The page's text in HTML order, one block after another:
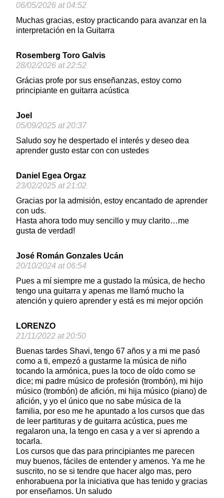
06/05/2026 at 04:52
Muchas gracias, estoy practicando para avanzar en la
interpretación en la Guitarra
Rosemberg Toro Galvis
28/02/2026 at 22:52
Grácias profe por sus enseñanzas, estoy como
principiante en guitarra acústica
Joel
05/09/2025 at 20:37
Saludo soy he despertado el interés y deseo dea
aprender gusto estar con con ustedes
Daniel Egea Orgaz
23/02/2025 at 21:02
Gracias por la admisión, estoy encantado de aprender
con uds.
Hasta ahora todo muy sencillo y muy clarito…me
gusta de verdad!
José Román Gonzales Ucán
20/10/2024 at 06:54
Pues a mí siempre me a gustado la música, de hecho
tengo una guitarra y apenas me llamó mucho la
atención y quiero aprender y está es mi mejor opción
LORENZO
21/11/2022 at 20:50
Buenas tardes Shavi, tengo 67 años y a mi me pasó
como a ti, empezó a gustarme la música de niño
tocando la armónica, pues la toco de oído como se
dice; mi padre músico de profesión (trombón), mi hijo
músico (trombón) de afición, mi hija músico (piano) de
afición, y yo el único que no sabe música de la
familia, por eso me he apuntado a los cursos que das
de leer partituras y de guitarra acústica, pues me
regalaron una, la tengo en casa y a ver si aprendo a
tocarla.
Los cursos que das para principiantes me parecen
muy buenos, fáciles de entender y amenos. Ya me he
suscrito, no se si tendre que hacer algo mas, pero
enhorabuena por la iniciativa que has tenido y gracias
por enseñarnos. Un saludo